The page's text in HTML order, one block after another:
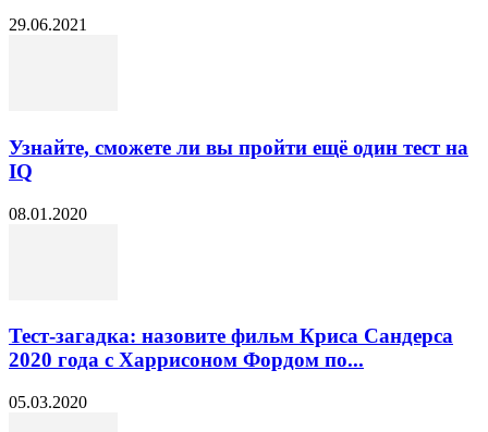
29.06.2021
Узнайте, сможете ли вы пройти ещё один тест на
IQ
08.01.2020
Тест-загадка: назовите фильм Криса Сандерса
2020 года с Харрисоном Фордом по...
05.03.2020